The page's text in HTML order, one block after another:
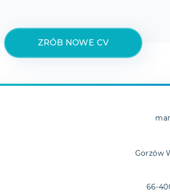
ZRÓB NOWE CV
Gorzów
66-